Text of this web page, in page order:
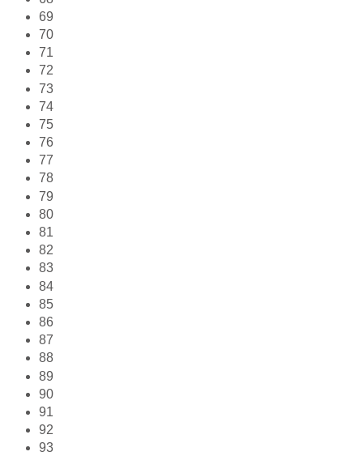
69
70
71
72
73
74
75
76
77
78
79
80
81
82
83
84
85
86
87
88
89
90
91
92
93